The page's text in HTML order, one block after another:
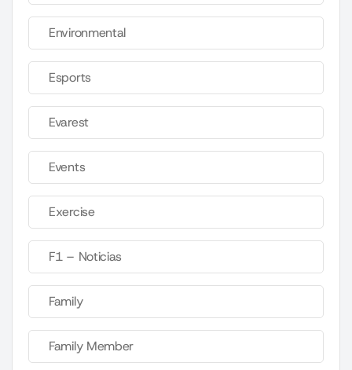
Environmental
Esports
Evarest
Events
Exercise
F1 – Noticias
Family
Family Member